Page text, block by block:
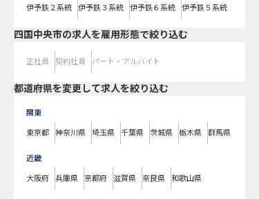
伊予鉄２系統 伊予鉄３系統 伊予鉄６系統 伊予鉄５系統
四国中央市の求人を雇用形態で絞り込む
正社員 契約社員 パート・アルバイト
都道府県を変更して求人を絞り込む
関東
東京都 神奈川県 埼玉県 千葉県 茨城県 栃木県 群馬県
近畿
大阪府 兵庫県 京都府 滋賀県 奈良県 和歌山県